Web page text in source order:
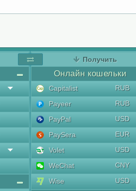
Получить
Онлайн кошельки
Capitalist
RUB
Payeer
RUB
PayPal
USD
PaySera
EUR
Volet
USD
WeChat
CNY
Wise
USD